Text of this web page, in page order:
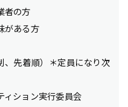
者の方
がある方
先着順）＊定員になり次
ション実行委員会